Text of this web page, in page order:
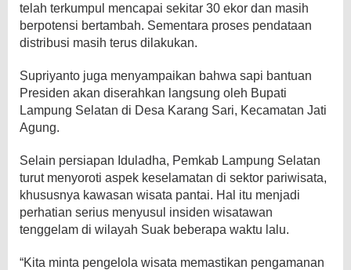
telah terkumpul mencapai sekitar 30 ekor dan masih
berpotensi bertambah. Sementara proses pendataan
distribusi masih terus dilakukan.
Supriyanto juga menyampaikan bahwa sapi bantuan
Presiden akan diserahkan langsung oleh Bupati
Lampung Selatan di Desa Karang Sari, Kecamatan Jati
Agung.
Selain persiapan Iduladha, Pemkab Lampung Selatan
turut menyoroti aspek keselamatan di sektor pariwisata,
khususnya kawasan wisata pantai. Hal itu menjadi
perhatian serius menyusul insiden wisatawan
tenggelam di wilayah Suak beberapa waktu lalu.
“Kita minta pengelola wisata memastikan pengamanan